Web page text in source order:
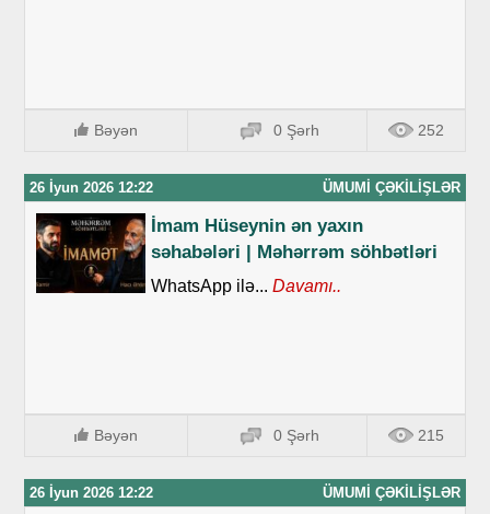
Bəyən 0 Şərh 252
26 İyun 2026 12:22 ÜMUMI ÇƏKILIŞLƏR
İmam Hüseynin ən yaxın
səhabələri | Məhərrəm söhbətləri
WhatsApp ilə... Davamı..
Bəyən 0 Şərh 215
26 İyun 2026 12:22 ÜMUMI ÇƏKILIŞLƏR